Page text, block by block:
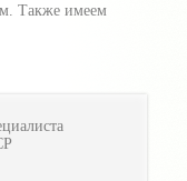
Также имеем